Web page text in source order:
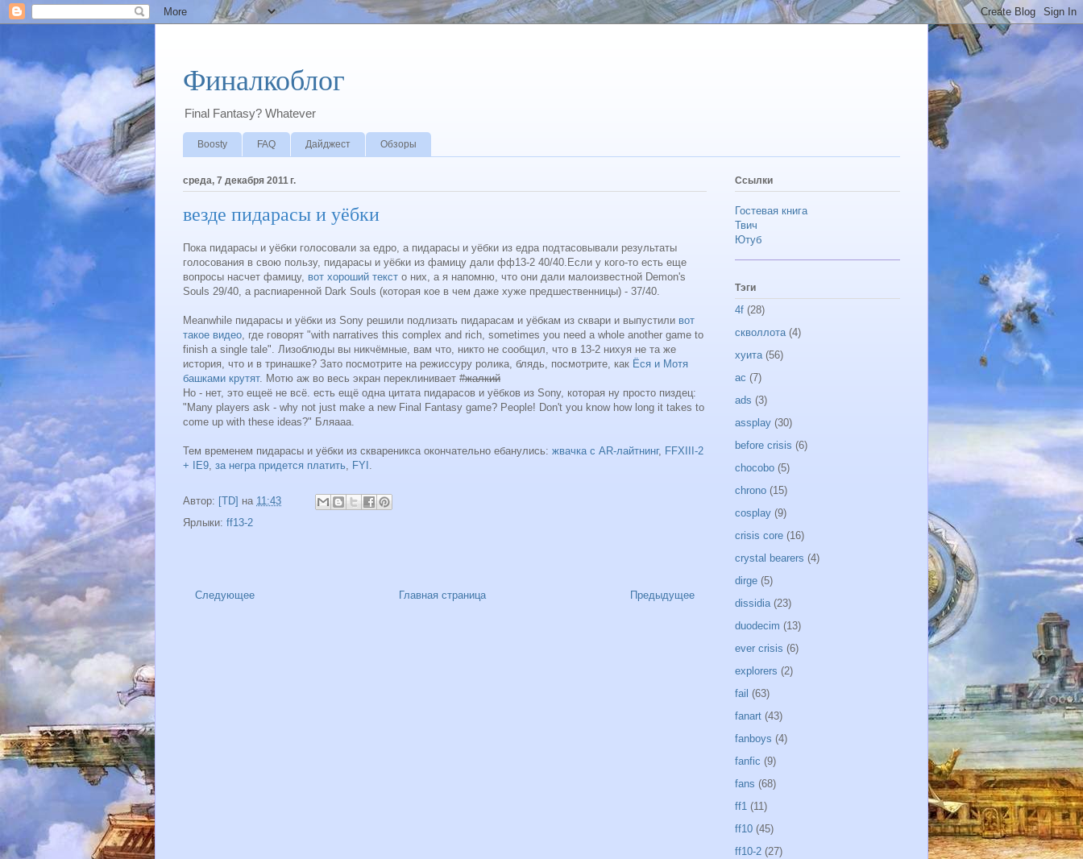
Финалкоблог
Final Fantasy? Whatever
Boosty FAQ Дайджест Обзоры
среда, 7 декабря 2011 г.
везде пидарасы и уёбки
Пока пидарасы и уёбки голосовали за едро, а пидарасы и уёбки из едра подтасовывали результаты
голосования в свою пользу, пидарасы и уёбки из фамицу дали фф13-2 40/40.Если у кого-то есть еще
вопросы насчет фамицу, вот хороший текст о них, а я напомню, что они дали малоизвестной Demon's
Souls 29/40, а распиаренной Dark Souls (которая кое в чем даже хуже предшественницы) - 37/40.
Meanwhile пидарасы и уёбки из Sony решили подлизать пидарасам и уёбкам из сквари и выпустили вот
такое видео, где говорят "with narratives this complex and rich, sometimes you need a whole another game to
finish a single tale". Лизоблюды вы никчёмные, вам что, никто не сообщил, что в 13-2 нихуя не та же
история, что и в тринашке? Зато посмотрите на режиссуру ролика, блядь, посмотрите, как Ёся и Мотя
башками крутят. Мотю аж во весь экран переклинивает #жалкий
Но - нет, это ещеё не всё. есть ещё одна цитата пидарасов и уёбков из Sony, которая ну просто пиздец:
"Many players ask - why not just make a new Final Fantasy game? People! Don't you know how long it takes to
come up with these ideas?" Бляааа.
Тем временем пидарасы и уёбки из сквареникса окончательно ебанулись: жвачка с AR-лайтнинг, FFXIII-2
+ IE9, за негра придется платить, FYI .
Автор: [TD] на 11:43
Ярлыки: ff13-2
Следующее Предыдущее
Главная страница
Ссылки
Гостевая книга
Твич
Ютуб
Тэги
4f (28)
скволлота (4)
хуита (56)
ac (7)
ads (3)
assplay (30)
before crisis (6)
chocobo (5)
chrono (15)
cosplay (9)
crisis core (16)
crystal bearers (4)
dirge (5)
dissidia (23)
duodecim (13)
ever crisis (6)
explorers (2)
fail (63)
fanart (43)
fanboys (4)
fanfic (9)
fans (68)
ff1 (11)
ff10 (45)
ff10-2 (27)